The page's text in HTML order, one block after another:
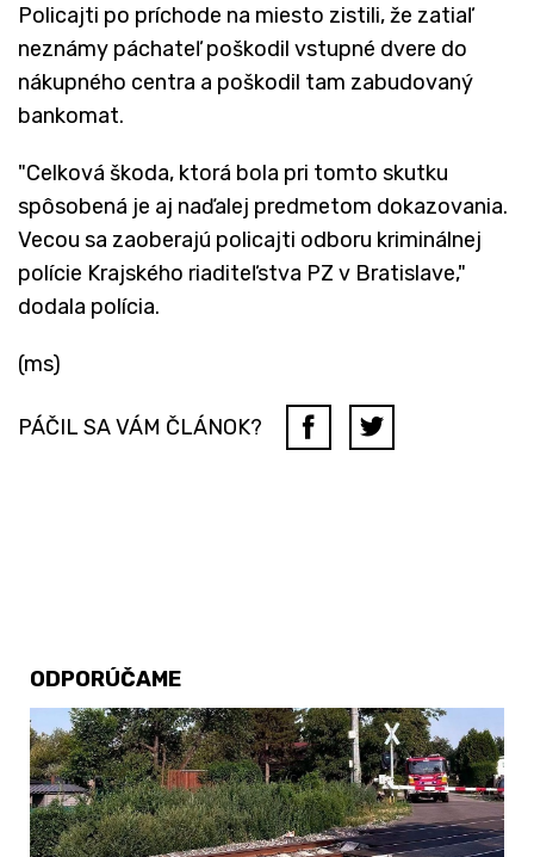
Policajti po príchode na miesto zistili, že zatiaľ
neznámy páchateľ poškodil vstupné dvere do
nákupného centra a poškodil tam zabudovaný
bankomat.
"Celková škoda, ktorá bola pri tomto skutku
spôsobená je aj naďalej predmetom dokazovania.
Vecou sa zaoberajú policajti odboru kriminálnej
polície Krajského riaditeľstva PZ v Bratislave,"
dodala polícia.
(ms)
PÁČIL SA VÁM ČLÁNOK?
ODPORÚČAME